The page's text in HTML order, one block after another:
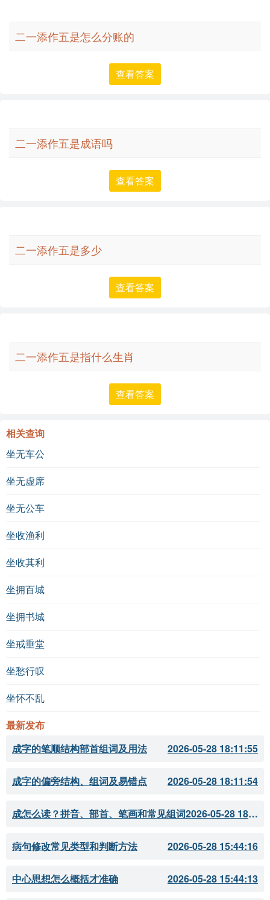
二一添作五是怎么分账的
查看答案
二一添作五是成语吗
查看答案
二一添作五是多少
查看答案
二一添作五是指什么生肖
查看答案
相关查询
坐无车公
坐无虚席
坐无公车
坐收渔利
坐收其利
坐拥百城
坐拥书城
坐戒垂堂
坐愁行叹
坐怀不乱
最新发布
成字的笔顺结构部首组词及用法
2026-05-28 18:11:55
成字的偏旁结构、组词及易错点 2026-05-28 18:11:54
成怎么读？拼音、部首、笔画和常见组词 2026-05-28 18:11:51
病句修改常见类型和判断方法 2026-05-28 15:44:16
中心思想怎么概括才准确 2026-05-28 15:44:13